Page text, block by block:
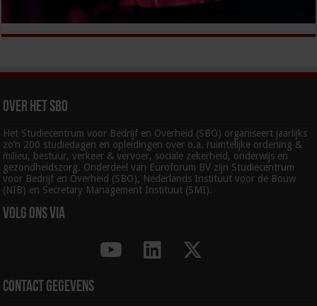
Over het SBO
Het Studiecentrum voor Bedrijf en Overheid (SBO) organiseert jaarlijks
zo’n 200 studiedagen en opleidingen over o.a. ruimtelijke ordening &
milieu, bestuur, verkeer & vervoer, sociale zekerheid, onderwijs en
gezondheidszorg. Onderdeel van Euroforum BV zijn Studiecentrum
voor Bedrijf en Overheid (SBO), Nederlands Instituut voor de Bouw
(NIB) en Secretary Management Instituut (SMI).
Volg ons via
Contact gegevens